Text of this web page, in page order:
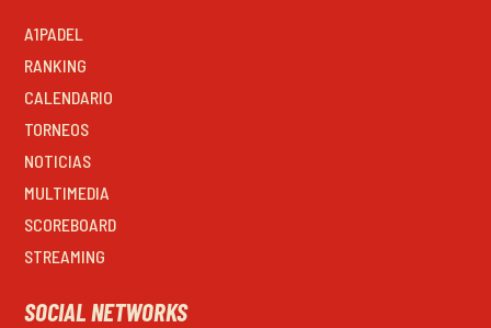
A1PADEL
RANKING
CALENDARIO
TORNEOS
NOTICIAS
MULTIMEDIA
SCOREBOARD
STREAMING
SOCIAL NETWORKS